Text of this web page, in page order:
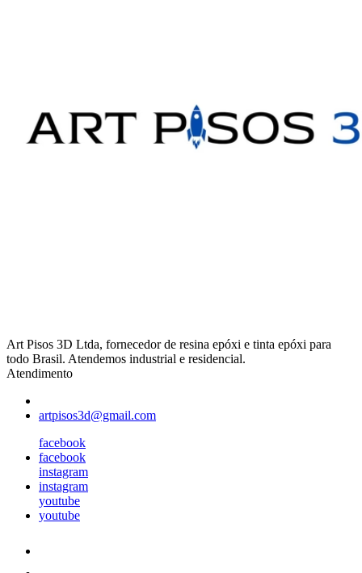
Art Pisos 3D Ltda, fornecedor de resina epóxi e tinta epóxi para
todo Brasil. Atendemos industrial e residencial.
Atendimento
artpisos3d@gmail.com
facebook
facebook
instagram
instagram
youtube
youtube